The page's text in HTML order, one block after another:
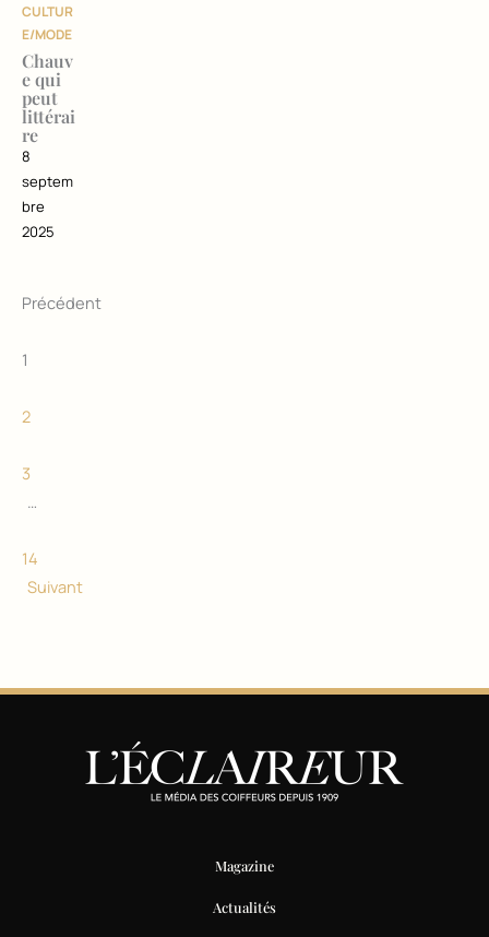
CULTUR
E/MODE
Chauv
e qui
peut
littérai
re
8
septem
bre
2025
Précédent
1
2
3
…
14
Suivant
Magazine
Actualités